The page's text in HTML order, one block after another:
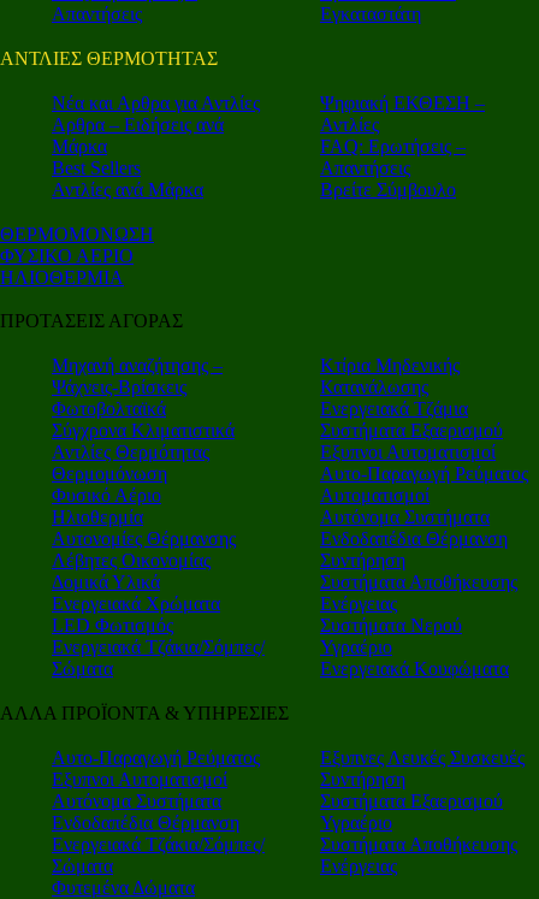
Απαντήσεις
Εγκαταστάτη
ΑΝΤΛΙΕΣ ΘΕΡΜΟΤΗΤΑΣ
Nέα και Αρθρα για Αντλίες
Αρθρα – Ειδήσεις ανά
Μάρκα
Best Sellers
Αντλίες ανά Μάρκα
Ψηφιακή ΕΚΘΕΣΗ –
Αντλίες
FAQ: Ερωτήσεις –
Απαντήσεις
Βρείτε Σύμβουλο
ΘΕΡΜΟΜΟΝΩΣΗ
ΦΥΣΙΚΟ ΑΕΡΙΟ
ΗΛΙΟΘΕΡΜΙΑ
ΠΡΟΤΑΣΕΙΣ ΑΓΟΡΑΣ
Μηχανή αναζήτησης –
Ψάχνεις-Βρίσκεις
Φωτοβολταϊκά
Σύγχρονα Κλιματιστικά
Αντλίες Θερμότητας
Θερμομόνωση
Φυσικό Αέριο
Ηλιοθερμία
Αυτονομίες Θέρμανσης
Λέβητες Οικονομίας
Δομικά Υλικά
Ενεργειακά Χρώματα
LED Φωτισμός
Ενεργειακά Τζάκια/Σόμπες/
Σώματα
Κτίρια Μηδενικής
Κατανάλωσης
Ενεργειακά Τζάμια
Συστήματα Εξαερισμού
Εξυπνοι Αυτοματισμοί
Αυτο-Παραγωγή Ρεύματος
Αυτοματισμοί
Αυτόνομα Συστήματα
Ενδοδαπέδια Θέρμανση
Συντήρηση
Συστήματα Αποθήκευσης
Ενέργειας
Συστήματα Νερού
Υγραέριο
Ενεργειακά Κουφώματα
ΑΛΛΑ ΠΡΟΪΟΝΤΑ & ΥΠΗΡΕΣΙΕΣ
Αυτο-Παραγωγή Ρεύματος
Εξυπνοι Αυτοματισμοί
Αυτόνομα Συστήματα
Ενδοδαπέδια Θέρμανση
Ενεργειακά Τζάκια/Σόμπες/
Σώματα
Φυτεμένα Δώματα
Εξυπνες Λευκές Συσκευές
Συντήρηση
Συστήματα Εξαερισμού
Υγραέριο
Συστήματα Αποθήκευσης
Ενέργειας